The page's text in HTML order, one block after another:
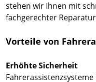
stehen wir Ihnen mit
fachgerechter
Vorteile von
Erhöhte Sicherheit